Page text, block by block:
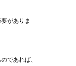
がありま
であれば、